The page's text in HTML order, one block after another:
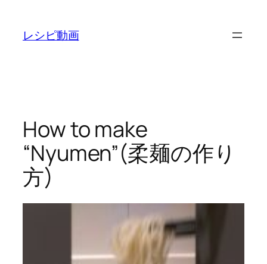
レシピ動画
How to make
“Nyumen”(柔麺の作り
方)